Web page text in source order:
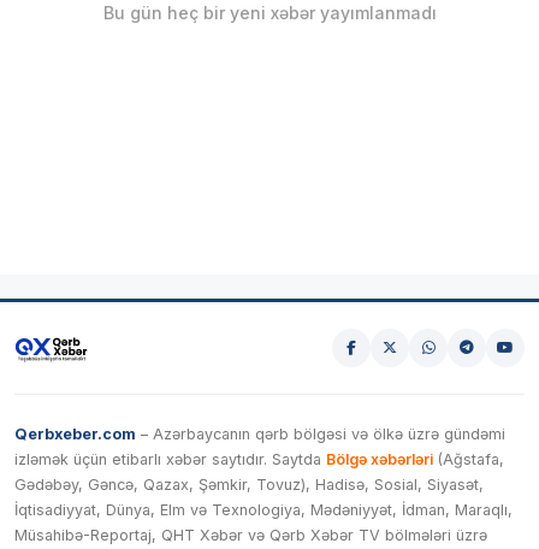
Bu gün heç bir yeni xəbər yayımlanmadı
Qerbxeber.com – Azərbaycanın qərb bölgəsi və ölkə üzrə gündəmi
izləmək üçün etibarlı xəbər saytıdır. Saytda Bölgə xəbərləri (Ağstafa,
Gədəbəy, Gəncə, Qazax, Şəmkir, Tovuz), Hadisə, Sosial, Siyasət,
İqtisadiyyat, Dünya, Elm və Texnologiya, Mədəniyyət, İdman, Maraqlı,
Müsahibə-Reportaj, QHT Xəbər və Qərb Xəbər TV bölmələri üzrə